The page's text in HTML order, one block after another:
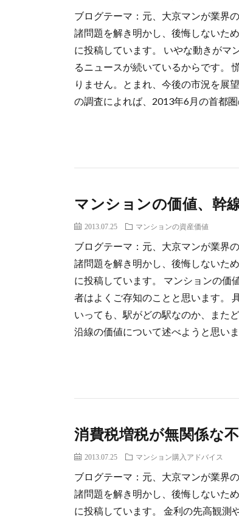
ブログテーマ：元、大京マンが業界
諸問題を解き明かし、後悔しないた
に投稿しています。 いやな動きがマ
るニュースが続いているからです。
りません。とまれ、今後の市況を展
の調査によれば、2013年6月の首都
マンションの価値、幹
2013.07.25 マンションの資産価値
ブログテーマ：元、大京マンが業界
諸問題を解き明かし、後悔しないた
に投稿しています。 マンションの価
者はよくご存知のことと思います。
いっても、駅がどの駅なのか、また
沿線の価値について述べようと思い
消費税増税が無関係な
2013.07.25 マンション購入アドバイス
ブログテーマ：元、大京マンが業界
諸問題を解き明かし、後悔しないた
に投稿しています。 金利の先高観測